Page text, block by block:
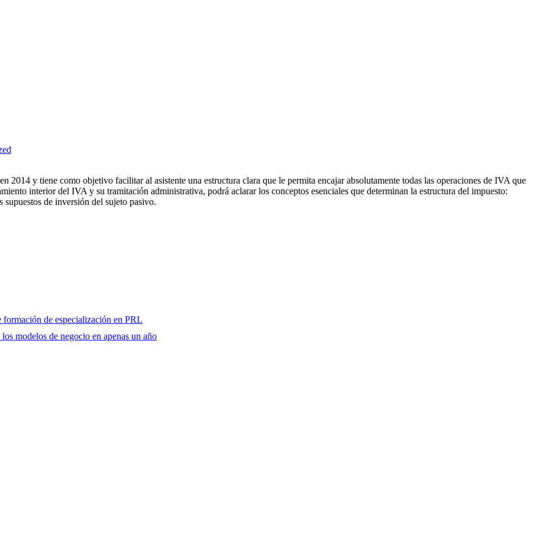
2014 y tiene como objetivo facilitar al asistente una estructura clara que le permita encajar absolutamente todas las operaciones de IVA que
interior del IVA y su tramitación administrativa, podrá aclarar los conceptos esenciales que determinan la estructura del impuesto:
de inversión del sujeto pasivo.
de especialización en PRL
modelos de negocio en apenas un año